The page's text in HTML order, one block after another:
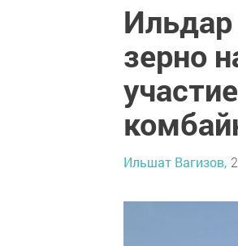
зерно
Ильшат Вагизов,